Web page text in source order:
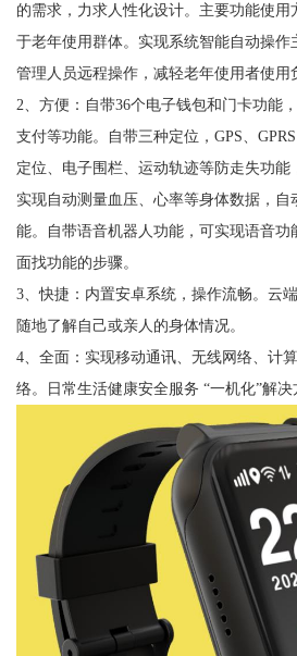
的需求，力求人性化设计。主要功能使用
于老年使用群体。实现系统智能自动操作
管理人员远程操作，减轻老年使用者使用
2、方便：自带36个电子钱包和门卡功能
支付等功能。自带三种定位，GPS、
定位、电子围栏、运动轨迹等防走失功
实现自动测量血压、心率等身体数据，自
能。自带语音机器人功能，可实现语音功
面找功能的步骤。
3、快捷：内置安卓系统，操作流畅。云
随地了解自己或亲人的身体情况。
4、全面：实现移动通讯、无线网络、计
络。日常生活健康安全服务 “一机化”解决